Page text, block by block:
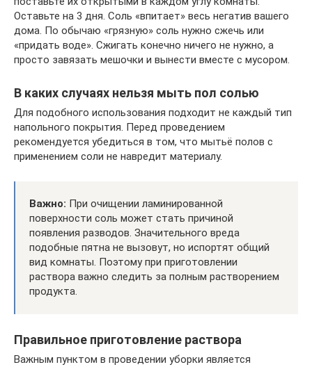
Оставьте на 3 дня. Соль «впитает» весь негатив вашего
дома. По обычаю «грязную» соль нужно сжечь или
«придать воде». Сжигать конечно ничего не нужно, а
просто завязать мешочки и вынести вместе с мусором.
В каких случаях нельзя мыть пол солью
Для подобного использования подходит не каждый тип
напольного покрытия. Перед проведением
рекомендуется убедиться в том, что мытьё полов с
применением соли не навредит материалу.
Важно: При очищении ламинированной
поверхности соль может стать причиной
появления разводов. Значительного вреда
подобные пятна не вызовут, но испортят общий
вид комнаты. Поэтому при приготовлении
раствора важно следить за полным растворением
продукта.
Правильное приготовление раствора
Важным пунктом в проведении уборки является